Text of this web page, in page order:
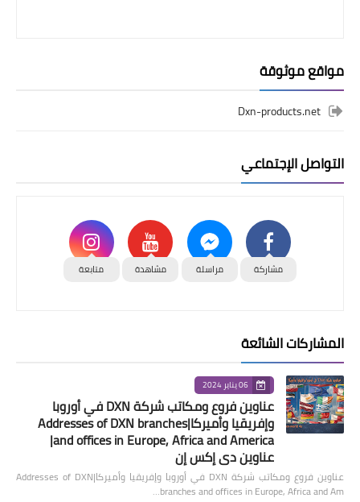
مواقع موثوقة
Dxn-products.net
التواصل الإجتماعي
مشاركة مراسلة مشاهدة متابعة
المشاركات الشائعة
06 يناير 2024
عناوين فروع ومكاتب شركة DXN في أوروبا
وإفريقيا وأميركا|Addresses of DXN branches
and offices in Europe, Africa and America|
عناوين دي إكس إن
عناوين فروع ومكاتب شركة DXN في أوروبا وإفريقيا وأميركا|Addresses of DXN
branches and offices in Europe, Africa and Am…